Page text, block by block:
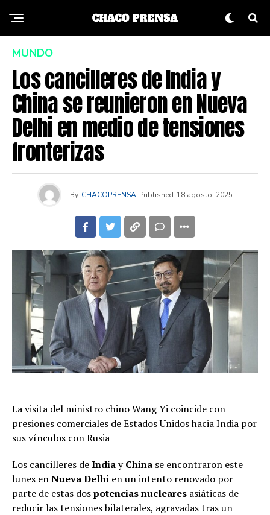
MUNDO
Los cancilleres de India y
China se reunieron en Nueva
Delhi en medio de tensiones
fronterizas
By CHACOPRENSA Published 18 agosto, 2025
La visita del ministro chino Wang Yi coincide con
presiones comerciales de Estados Unidos hacia India por
sus vínculos con Rusia
Los cancilleres deIndiayChina se encontraron este
lunes enNueva Delhi en un intento renovado por
parte de estas dospotencias nucleares asiáticas de
reducir las tensiones bilaterales, agravadas tras un